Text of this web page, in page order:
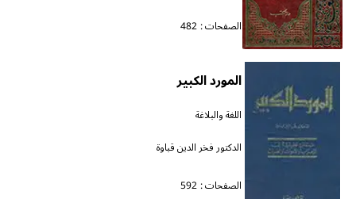
الصفحات : 482
المورد الكبير
اللغة والبلاغة
الدكتور فخر الدين قباوة
الصفحات : 592